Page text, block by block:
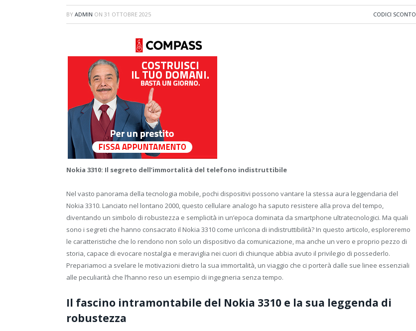
BY ADMIN ON 31 OTTOBRE 2025 CODICI SCONTO
Nokia 3310: Il segreto dell’immortalità del telefono indistruttibile
Nel vasto panorama della tecnologia mobile, pochi dispositivi possono vantare la stessa aura leggendaria del
Nokia 3310. Lanciato nel lontano 2000, questo cellulare analogo ha saputo resistere alla prova del tempo,
diventando un simbolo di robustezza e semplicità in un’epoca dominata da smartphone ultratecnologici. Ma quali
sono i segreti che hanno consacrato il Nokia 3310 come un’icona di indistruttibilità? In questo articolo, esploreremo
le caratteristiche che lo rendono non solo un dispositivo da comunicazione, ma anche un vero e proprio pezzo di
storia, capace di evocare nostalgia e meraviglia nei cuori di chiunque abbia avuto il privilegio di possederlo.
Prepariamoci a svelare le motivazioni dietro la sua immortalità, un viaggio che ci porterà dalle sue linee essenziali
alle peculiarità che l’hanno reso un esempio di ingegneria senza tempo.
Il fascino intramontabile del Nokia 3310 e la sua leggenda di
robustezza